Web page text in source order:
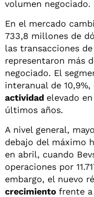
volumen negociado.
En el mercado
733,8 millones de
las transacciones de
representaron más
negociado. El
interanual de
actividad elevado
últimos años.
A nivel general,
debajo del máximo
en abril, cuando
operaciones por
embargo, el nuevo
crecimiento frente